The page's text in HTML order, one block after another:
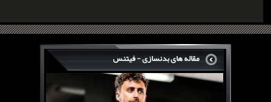
مقاله های بدنسازی - فیتنس